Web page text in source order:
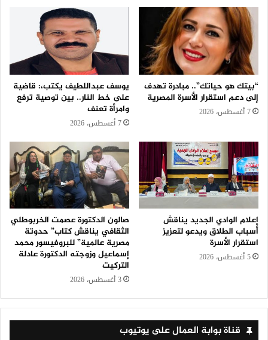
“بيتك هو حياتك”.. مبادرة تهدف
إلى دعم استقرار الأسرة المصرية
7 أغسطس، 2026
يوسف عبداللطيف يكتب،: قاضية
على خط النار.. بين توصية ترفع
وامرأة تعنف
7 أغسطس، 2026
إعلام الوادي الجديد يناقش
أسباب الطلاق ويدعو لتعزيز
استقرار الأسرة
5 أغسطس، 2026
صالون الدكتورة عصمت الخربوطلي
الثقافي يناقش كتاب” حدوتة
مصرية عالمية” للبروفيسور محمد
إسماعيل وزوجته الدكتورة عادلة
التركيت
3 أغسطس، 2026
قناة بوابة العمال على يوتيوب